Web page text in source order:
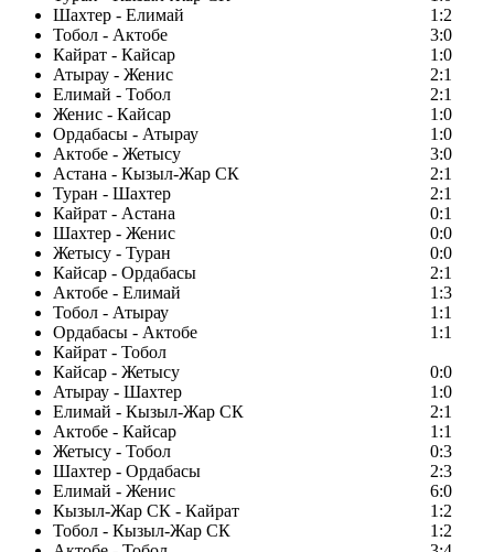
Шахтер - Елимай
1:2
Тобол - Актобе
3:0
Кайрат - Кайсар
1:0
Атырау - Женис
2:1
Елимай - Тобол
2:1
Женис - Кайсар
1:0
Ордабасы - Атырау
1:0
Актобе - Жетысу
3:0
Астана - Кызыл-Жар СК
2:1
Туран - Шахтер
2:1
Кайрат - Астана
0:1
Шахтер - Женис
0:0
Жетысу - Туран
0:0
Кайсар - Ордабасы
2:1
Актобе - Елимай
1:3
Тобол - Атырау
1:1
Ордабасы - Актобе
1:1
Кайрат - Тобол
Кайсар - Жетысу
0:0
Атырау - Шахтер
1:0
Елимай - Кызыл-Жар СК
2:1
Актобе - Кайсар
1:1
Жетысу - Тобол
0:3
Шахтер - Ордабасы
2:3
Елимай - Женис
6:0
Кызыл-Жар СК - Кайрат
1:2
Тобол - Кызыл-Жар СК
1:2